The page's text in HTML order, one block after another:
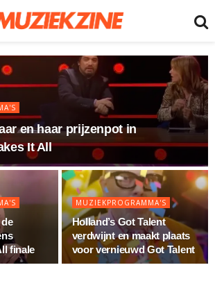
en haar prijzenpot in
It All
finale
MUZIEKPROGRAMMA'S
Holland’s Got Talent
verdwijnt en maakt plaats
voor vernieuwd Got Talent